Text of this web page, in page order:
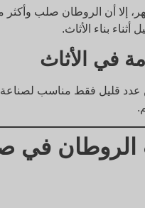
إلا أن الروطان صلب وأكثر
بناء الأثاث.
في الأثاث
في